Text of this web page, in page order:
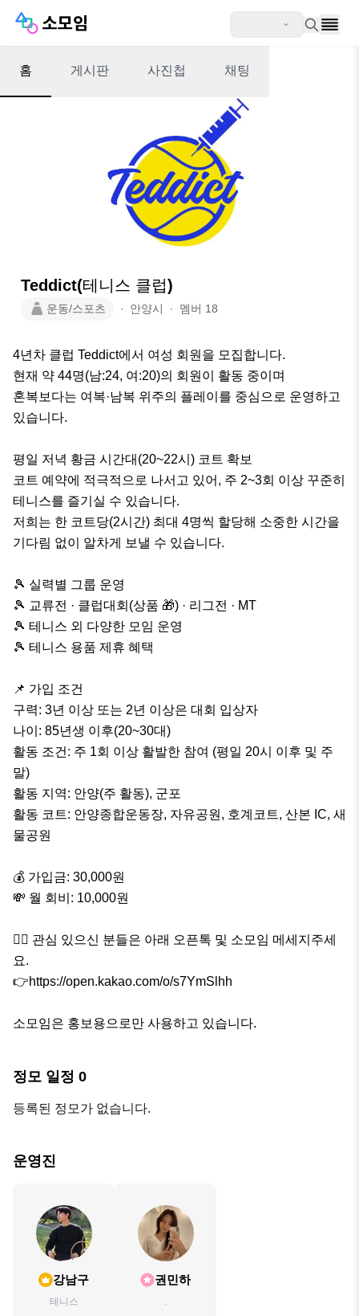
홈 게시판 사진첩 채팅
Teddict(테니스 클럽)
운동/스포츠 ∙ 안양시 ∙ 멤버 18
4년차 클럽 Teddict에서 여성 회원을 모집합니다.
현재 약 44명(남:24, 여:20)의 회원이 활동 중이며
혼복보다는 여복·남복 위주의 플레이를 중심으로 운영하고
있습니다.
평일 저녁 황금 시간대(20~22시) 코트 확보
코트 예약에 적극적으로 나서고 있어, 주 2~3회 이상 꾸준히
테니스를 즐기실 수 있습니다.
저희는 한 코트당(2시간) 최대 4명씩 할당해 소중한 시간을
기다림 없이 알차게 보낼 수 있습니다.
🎾 실력별 그룹 운영
🎾 교류전 · 클럽대회(상품 🎁) · 리그전 · MT
🎾 테니스 외 다양한 모임 운영
🎾 테니스 용품 제휴 혜택
📌 가입 조건
구력: 3년 이상 또는 2년 이상은 대회 입상자
나이: 85년생 이후(20~30대)
활동 조건: 주 1회 이상 활발한 참여 (평일 20시 이후 및 주
말)
활동 지역: 안양(주 활동), 군포
활동 코트: 안양종합운동장, 자유공원, 호계코트, 산본 IC, 새
물공원
💰 가입금: 30,000원
💸 월 회비: 10,000원
🙋‍♀️ 관심 있으신 분들은 아래 오픈톡 및 소모임 메세지주세
요.
👉https://open.kakao.com/o/s7YmSlhh
소모임은 홍보용으로만 사용하고 있습니다.
정모 일정 0
등록된 정모가 없습니다.
운영진
강남구
테니스
권민하